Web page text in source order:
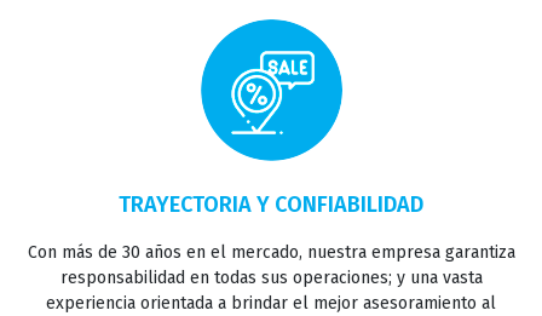
TRAYECTORIA Y CONFIABILIDAD
Con más de 30 años en el mercado, nuestra empresa garantiza
responsabilidad en todas sus operaciones; y una vasta
experiencia orientada a brindar el mejor asesoramiento al